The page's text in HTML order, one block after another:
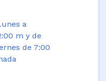
a
m y de
de 7:00